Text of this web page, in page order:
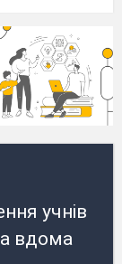
учнів
вдома